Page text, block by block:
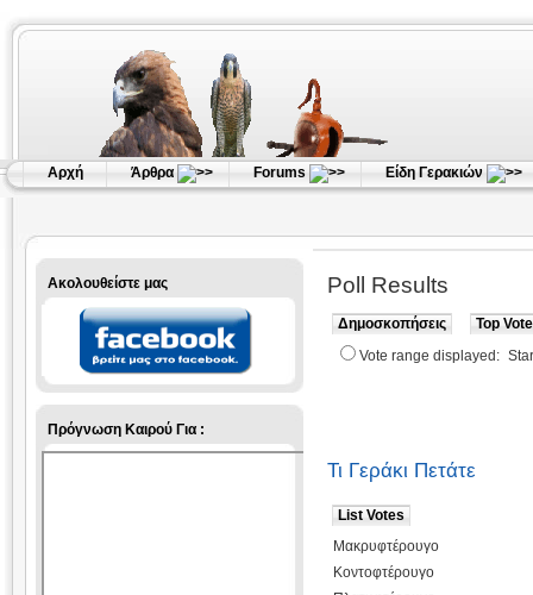
Αρχή Άρθρα Forums Είδη Γερακιών
Ακολουθείστε μας
Πρόγνωση Καιρού Για :
Poll Results
Δημοσκοπήσεις
Top
Vote range displayed:
Τι Γεράκι Πετάτε
List Votes
Μακρυφτέρουγο
Κοντοφτέρουγο